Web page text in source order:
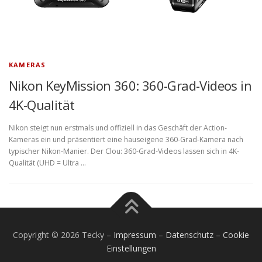
KAMERAS
Nikon KeyMission 360: 360-Grad-Videos in
4K-Qualität
Nikon steigt nun erstmals und offiziell in das Geschäft der Action-
Kameras ein und präsentiert eine hauseigene 360-Grad-Kamera nach
typischer Nikon-Manier. Der Clou: 360-Grad-Videos lassen sich in 4K-
Qualität (UHD = Ultra …
Copyright © 2026 Tecky – Impressum – Datenschutz – Cookie
Einstellungen